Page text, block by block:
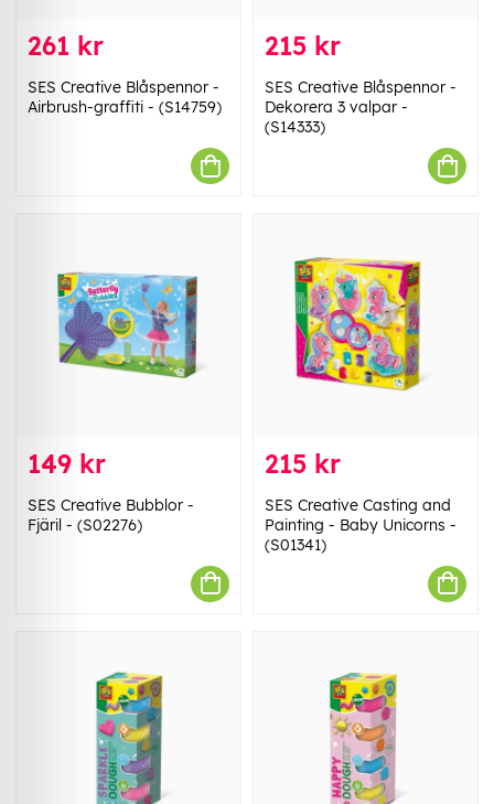
261 kr
SES Creative Blåspennor -
Airbrush-graffiti - (S14759)
215 kr
SES Creative Blåspennor -
Dekorera 3 valpar -
(S14333)
149 kr
SES Creative Bubblor -
Fjäril - (S02276)
215 kr
SES Creative Casting and
Painting - Baby Unicorns -
(S01341)